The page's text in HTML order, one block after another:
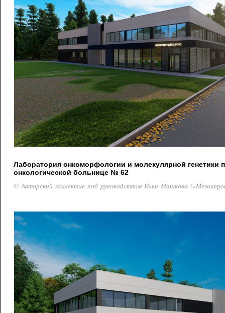
Лаборатория онкоморфологии и молекулярной генетики
онкологической больнице № 62
© Авторский коллектив под руководством Ильи Машкова